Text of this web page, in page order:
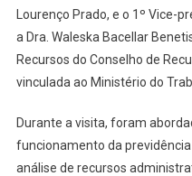
Lourenço Prado, e o 1º Vice-
a Dra. Waleska Bacellar
Recursos do Conselho de
vinculada ao Ministério do
Durante a visita, foram
funcionamento da previdência
análise de recursos